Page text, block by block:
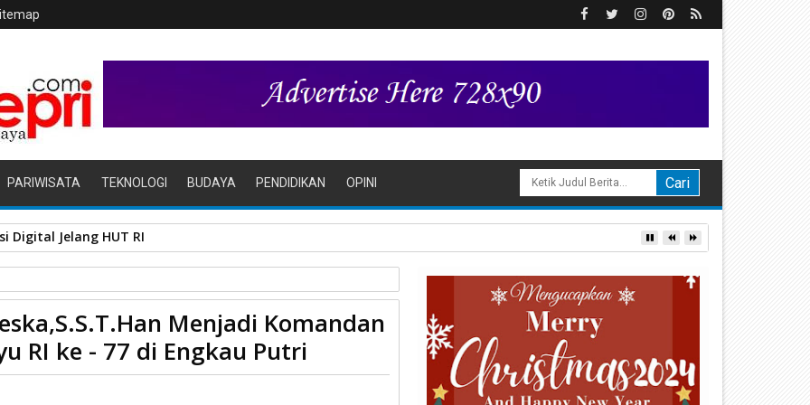
PARIWISATA TEKNOLOGI BUDAYA PENDIDIKAN OPINI
Jaya Tolak Perluasan Kampung Tua
Upacara Bendera Dirgahayu RI ke - 77 di Engkau Putri
Menjadi Komandan
RI ke - 77 di Engkau Putri